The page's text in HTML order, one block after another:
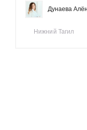
Дунаева
Нижний Тагил